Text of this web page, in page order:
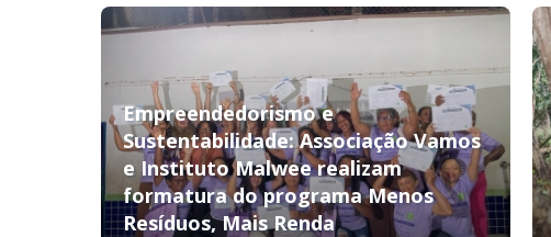
Empreendedorismo e
Sustentabilidade: Associação Vamos
e Instituto Malwee realizam
formatura do programa Menos
Resíduos, Mais Renda